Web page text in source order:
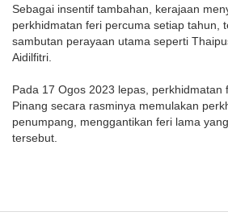
Sebagai insentif tambahan, kerajaan
perkhidmatan feri percuma setiap tahun,
sambutan perayaan utama seperti
Aidilfitri.
Pada 17 Ogos 2023 lepas, perkhidmatan
Pinang secara rasminya memulakan
penumpang, menggantikan feri lama
tersebut.